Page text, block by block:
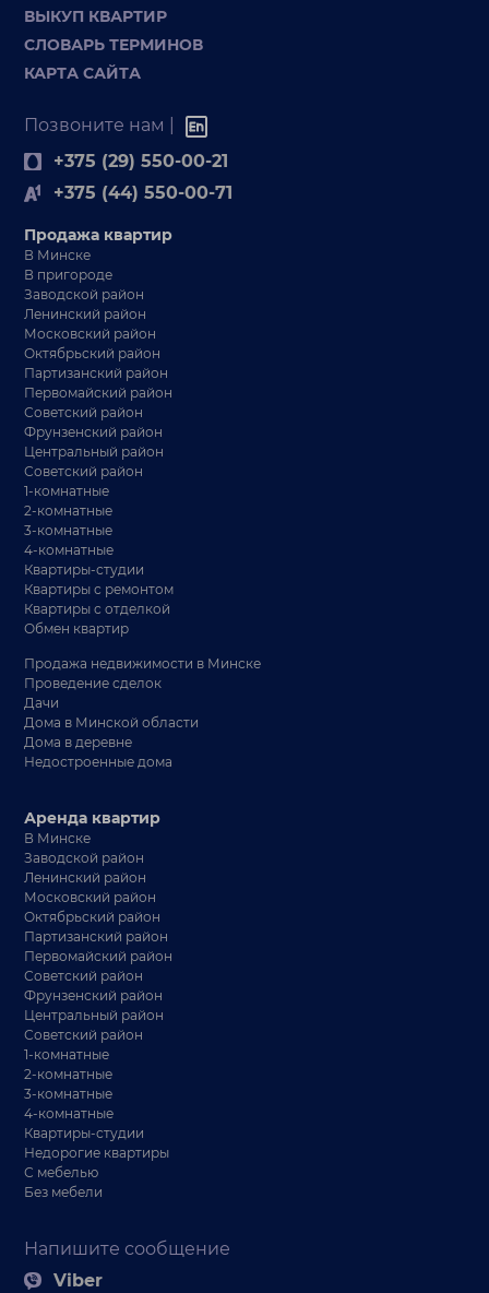
ВЫКУП КВАРТИР
СЛОВАРЬ ТЕРМИНОВ
КАРТА САЙТА
Позвоните нам |
+375 (29) 550-00-21
+375 (44) 550-00-71
Продажа квартир
В Минске
В пригороде
Заводской район
Ленинский район
Московский район
Октябрьский район
Партизанский район
Первомайский район
Советский район
Фрунзенский район
Центральный район
Советский район
1-комнатные
2-комнатные
3-комнатные
4-комнатные
Квартиры-студии
Квартиры с ремонтом
Квартиры с отделкой
Обмен квартир
Продажа недвижимости в Минске
Проведение сделок
Дачи
Дома в Минской области
Дома в деревне
Недостроенные дома
Напишите сообщение
Viber
Аренда квартир
В Минске
Заводской район
Ленинский район
Московский район
Октябрьский район
Партизанский район
Первомайский район
Советский район
Фрунзенский район
Центральный район
Советский район
1-комнатные
2-комнатные
3-комнатные
4-комнатные
Квартиры-студии
Недорогие квартиры
С мебелью
Без мебели